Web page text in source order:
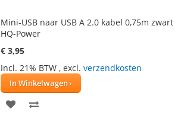
Mini-USB naar USB A 2.0 kabel 0,75m zwart
HQ-Power
€ 3,95
Incl. 21% BTW , excl. verzendkosten
In Winkelwagen
VOEG